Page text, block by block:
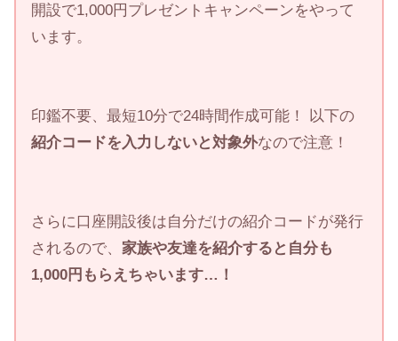
開設で1,000円プレゼントキャンペーンをやって
います。
印鑑不要、最短10分で24時間作成可能！ 以下の
紹介コードを入力しないと対象外なので注意！
さらに口座開設後は自分だけの紹介コードが発行
されるので、家族や友達を紹介すると自分も
1,000円もらえちゃいます…！